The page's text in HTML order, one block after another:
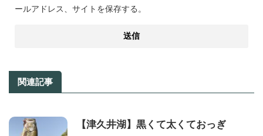
ールアドレス、サイトを保存する。
関連記事
【津久井湖】黒くて太くておっぎ